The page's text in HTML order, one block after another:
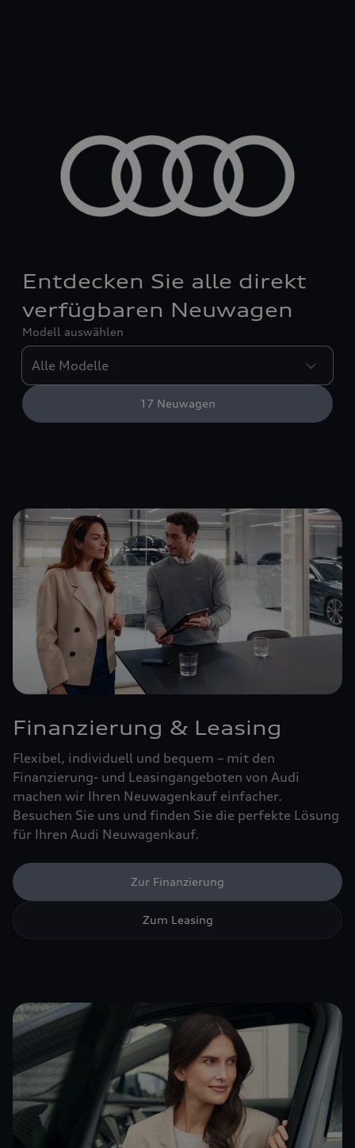
Entdecken Sie alle direkt
verfügbaren Neuwagen
Modell auswählen
17 Neuwagen
Finanzierung & Leasing
Flexibel, individuell und bequem – mit den
Finanzierung- und Leasingangeboten von Audi
machen wir Ihren Neuwagenkauf einfacher.
Besuchen Sie uns und finden Sie die perfekte Lösung
für Ihren Audi Neuwagenkauf.
Zur Finanzierung
Zum Leasing